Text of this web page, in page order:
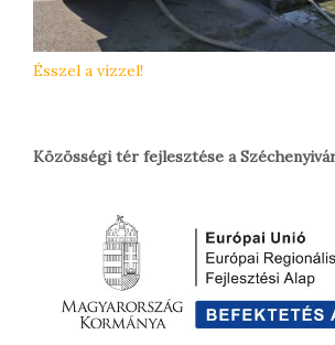
Ésszel a vízzel!
Közösségi tér fejlesztése a